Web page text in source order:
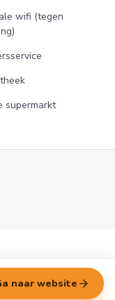
wifi (tegen
supermarkt
naar website arrow_forward